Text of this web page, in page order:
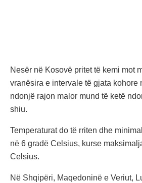
Nesër në Kosovë pritet të kemi mot
vranësira e intervale të gjata kohore
ndonjë rajon malor mund të ketë
shiu.
Temperaturat do të rriten dhe
në 6 gradë Celsius, kurse
Celsius.
Në Shqipëri, Maqedoninë e Veriut,